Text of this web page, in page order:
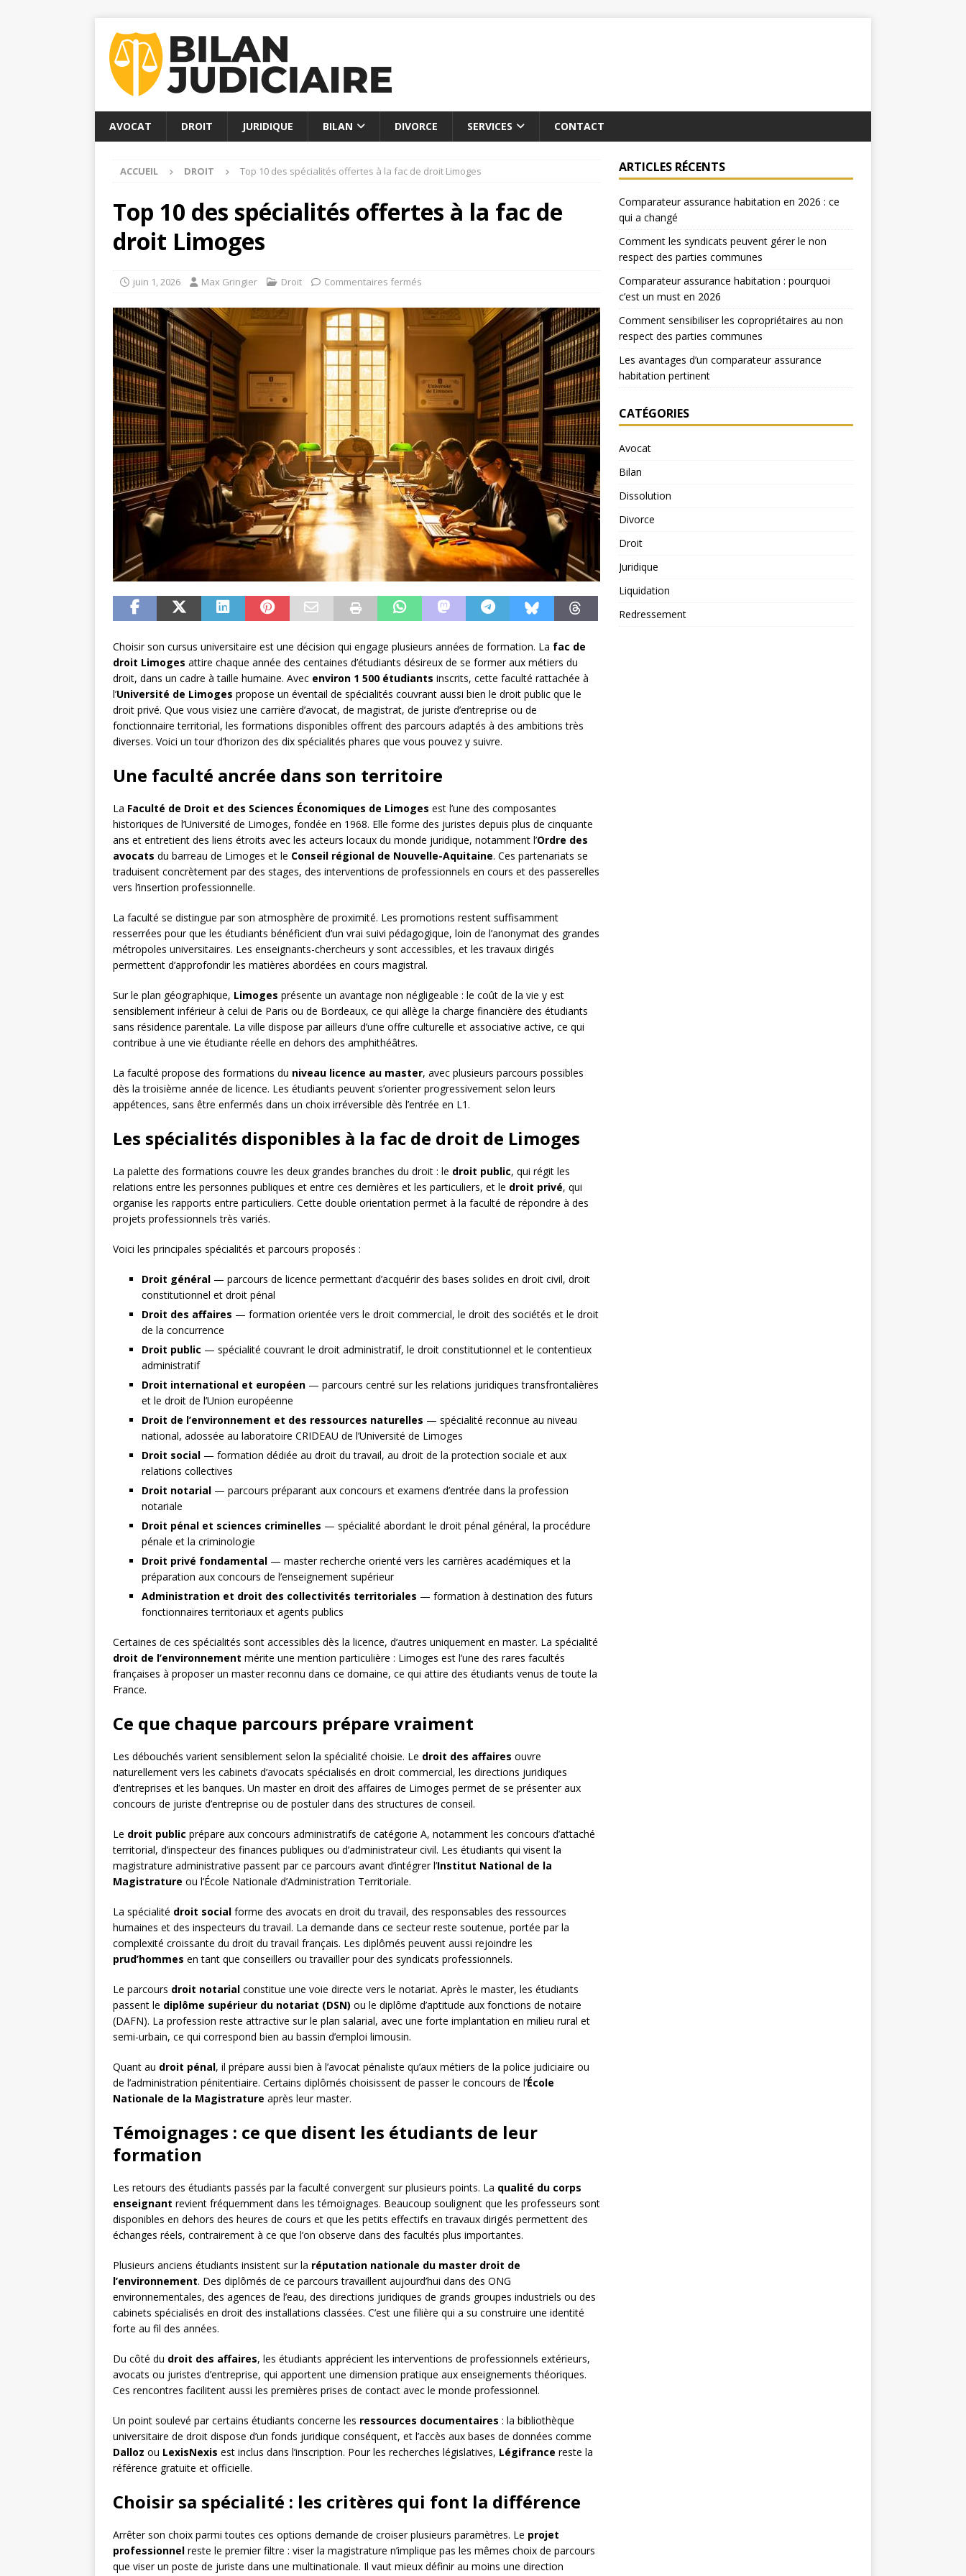
AVOCAT DROIT JURIDIQUE BILAN DIVORCE SERVICES CONTACT
ACCUEIL DROIT Top 10 des spécialités offertes à la fac de droit Limoges
Top 10 des spécialités offertes à la fac de
droit Limoges
juin 1, 2026 Max Gringier Droit Commentaires fermés
Choisir son cursus universitaire est une décision qui engage plusieurs années de formation. La fac de
droit Limoges attire chaque année des centaines d’étudiants désireux de se former aux métiers du
droit, dans un cadre à taille humaine. Avec environ 1 500 étudiants inscrits, cette faculté rattachée à
l’Université de Limoges propose un éventail de spécialités couvrant aussi bien le droit public que le
droit privé. Que vous visiez une carrière d’avocat, de magistrat, de juriste d’entreprise ou de
fonctionnaire territorial, les formations disponibles offrent des parcours adaptés à des ambitions très
diverses. Voici un tour d’horizon des dix spécialités phares que vous pouvez y suivre.
Une faculté ancrée dans son territoire
La Faculté de Droit et des Sciences Économiques de Limoges est l’une des composantes
historiques de l’Université de Limoges, fondée en 1968. Elle forme des juristes depuis plus de cinquante
ans et entretient des liens étroits avec les acteurs locaux du monde juridique, notamment l’Ordre des
avocats du barreau de Limoges et le Conseil régional de Nouvelle-Aquitaine. Ces partenariats se
traduisent concrètement par des stages, des interventions de professionnels en cours et des passerelles
vers l’insertion professionnelle.
La faculté se distingue par son atmosphère de proximité. Les promotions restent suffisamment
resserrées pour que les étudiants bénéficient d’un vrai suivi pédagogique, loin de l’anonymat des grandes
métropoles universitaires. Les enseignants-chercheurs y sont accessibles, et les travaux dirigés
permettent d’approfondir les matières abordées en cours magistral.
Sur le plan géographique, Limoges présente un avantage non négligeable : le coût de la vie y est
sensiblement inférieur à celui de Paris ou de Bordeaux, ce qui allège la charge financière des étudiants
sans résidence parentale. La ville dispose par ailleurs d’une offre culturelle et associative active, ce qui
contribue à une vie étudiante réelle en dehors des amphithéâtres.
La faculté propose des formations du niveau licence au master, avec plusieurs parcours possibles
dès la troisième année de licence. Les étudiants peuvent s’orienter progressivement selon leurs
appétences, sans être enfermés dans un choix irréversible dès l’entrée en L1.
Les spécialités disponibles à la fac de droit de Limoges
La palette des formations couvre les deux grandes branches du droit : le droit public, qui régit les
relations entre les personnes publiques et entre ces dernières et les particuliers, et le droit privé, qui
organise les rapports entre particuliers. Cette double orientation permet à la faculté de répondre à des
projets professionnels très variés.
Voici les principales spécialités et parcours proposés :
Droit général — parcours de licence permettant d’acquérir des bases solides en droit civil, droit
constitutionnel et droit pénal
Droit des affaires — formation orientée vers le droit commercial, le droit des sociétés et le droit
de la concurrence
Droit public — spécialité couvrant le droit administratif, le droit constitutionnel et le contentieux
administratif
Droit international et européen — parcours centré sur les relations juridiques transfrontalières
et le droit de l’Union européenne
Droit de l’environnement et des ressources naturelles — spécialité reconnue au niveau
national, adossée au laboratoire CRIDEAU de l’Université de Limoges
Droit social — formation dédiée au droit du travail, au droit de la protection sociale et aux
relations collectives
Droit notarial — parcours préparant aux concours et examens d’entrée dans la profession
notariale
Droit pénal et sciences criminelles — spécialité abordant le droit pénal général, la procédure
pénale et la criminologie
Droit privé fondamental — master recherche orienté vers les carrières académiques et la
préparation aux concours de l’enseignement supérieur
Administration et droit des collectivités territoriales — formation à destination des futurs
fonctionnaires territoriaux et agents publics
Certaines de ces spécialités sont accessibles dès la licence, d’autres uniquement en master. La spécialité
droit de l’environnement mérite une mention particulière : Limoges est l’une des rares facultés
françaises à proposer un master reconnu dans ce domaine, ce qui attire des étudiants venus de toute la
France.
Ce que chaque parcours prépare vraiment
Les débouchés varient sensiblement selon la spécialité choisie. Le droit des affaires ouvre
naturellement vers les cabinets d’avocats spécialisés en droit commercial, les directions juridiques
d’entreprises et les banques. Un master en droit des affaires de Limoges permet de se présenter aux
concours de juriste d’entreprise ou de postuler dans des structures de conseil.
Le droit public prépare aux concours administratifs de catégorie A, notamment les concours d’attaché
territorial, d’inspecteur des finances publiques ou d’administrateur civil. Les étudiants qui visent la
magistrature administrative passent par ce parcours avant d’intégrer l’Institut National de la
Magistrature ou l’École Nationale d’Administration Territoriale.
La spécialité droit social forme des avocats en droit du travail, des responsables des ressources
humaines et des inspecteurs du travail. La demande dans ce secteur reste soutenue, portée par la
complexité croissante du droit du travail français. Les diplômés peuvent aussi rejoindre les
prud’hommes en tant que conseillers ou travailler pour des syndicats professionnels.
Le parcours droit notarial constitue une voie directe vers le notariat. Après le master, les étudiants
passent le diplôme supérieur du notariat (DSN) ou le diplôme d’aptitude aux fonctions de notaire
(DAFN). La profession reste attractive sur le plan salarial, avec une forte implantation en milieu rural et
semi-urbain, ce qui correspond bien au bassin d’emploi limousin.
Quant au droit pénal, il prépare aussi bien à l’avocat pénaliste qu’aux métiers de la police judiciaire ou
de l’administration pénitentiaire. Certains diplômés choisissent de passer le concours de l’École
Nationale de la Magistrature après leur master.
Témoignages : ce que disent les étudiants de leur
formation
Les retours des étudiants passés par la faculté convergent sur plusieurs points. La qualité du corps
enseignant revient fréquemment dans les témoignages. Beaucoup soulignent que les professeurs sont
disponibles en dehors des heures de cours et que les petits effectifs en travaux dirigés permettent des
échanges réels, contrairement à ce que l’on observe dans des facultés plus importantes.
Plusieurs anciens étudiants insistent sur la réputation nationale du master droit de
l’environnement. Des diplômés de ce parcours travaillent aujourd’hui dans des ONG
environnementales, des agences de l’eau, des directions juridiques de grands groupes industriels ou des
cabinets spécialisés en droit des installations classées. C’est une filière qui a su construire une identité
forte au fil des années.
Du côté du droit des affaires, les étudiants apprécient les interventions de professionnels extérieurs,
avocats ou juristes d’entreprise, qui apportent une dimension pratique aux enseignements théoriques.
Ces rencontres facilitent aussi les premières prises de contact avec le monde professionnel.
Un point soulevé par certains étudiants concerne les ressources documentaires : la bibliothèque
universitaire de droit dispose d’un fonds juridique conséquent, et l’accès aux bases de données comme
Dalloz ou LexisNexis est inclus dans l’inscription. Pour les recherches législatives, Légifrance reste la
référence gratuite et officielle.
Choisir sa spécialité : les critères qui font la différence
Arrêter son choix parmi toutes ces options demande de croiser plusieurs paramètres. Le projet
professionnel reste le premier filtre : viser la magistrature n’implique pas les mêmes choix de parcours
que viser un poste de juriste dans une multinationale. Il vaut mieux définir au moins une direction
ARTICLES RÉCENTS
Comparateur assurance habitation en 2026 : ce
qui a changé
Comment les syndicats peuvent gérer le non
respect des parties communes
Comparateur assurance habitation : pourquoi
c’est un must en 2026
Comment sensibiliser les copropriétaires au non
respect des parties communes
Les avantages d’un comparateur assurance
habitation pertinent
CATÉGORIES
Avocat
Bilan
Dissolution
Divorce
Droit
Juridique
Liquidation
Redressement